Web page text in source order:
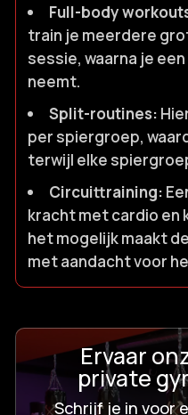
Full-body
train je meerdere
sessie, waarna je
neemt.​
Split-routines:
per spiergroep,
terwijl elke
Circuittraining:
kracht met cardio
het mogelijk maakt
met aandacht voor
Ervaar
private
Schrijf je in voor